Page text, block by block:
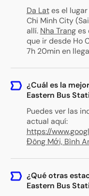
Da Lat es el
Chi Minh City
allí. Nha Trang es
que ir desde Ho
7h 20min en
¿Cuál es la
Eastern Bus
Puedes ver las
actual aquí:
https://
Đông Mới, Bình
¿Qué otras
Eastern Bus